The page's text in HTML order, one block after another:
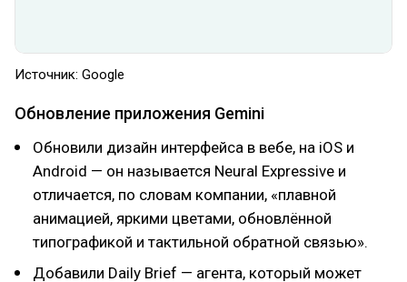
Источник: Google
Обновление приложения Gemini
Обновили дизайн интерфейса в вебе, на iOS и
Android — он называется Neural Expressive и
отличается, по словам компании, «плавной
анимацией, яркими цветами, обновлённой
типографикой и тактильной обратной связью».
Добавили Daily Brief — агента, который может